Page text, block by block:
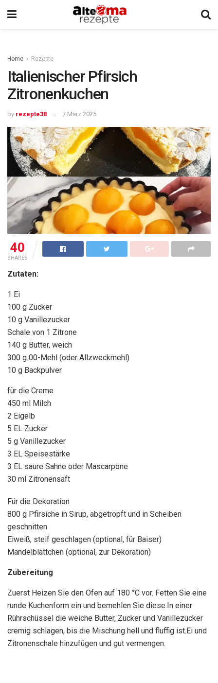
Home Rezepte
Italienischer Pfirsich
Zitronenkuchen
by rezepte38 7 März 2025
40
SHARES
Zutaten:
1 Ei
100 g Zucker
10 g Vanillezucker
Schale von 1 Zitrone
140 g Butter, weich
300 g 00-Mehl (oder Allzweckmehl)
10 g Backpulver
für die Creme
450 ml Milch
2 Eigelb
5 EL Zucker
5 g Vanillezucker
3 EL Speisestärke
3 EL saure Sahne oder Mascarpone
30 ml Zitronensaft
Für die Dekoration
800 g Pfirsiche in Sirup, abgetropft und in Scheiben
geschnitten
Eiweiß, steif geschlagen (optional, für Baiser)
Mandelblättchen (optional, zur Dekoration)
Zubereitung
Zuerst Heizen Sie den Ofen auf 180 °C vor. Fetten Sie eine
runde Kuchenform ein und bemehlen Sie diese.In einer
Rührschüssel die weiche Butter, Zucker und Vanillezucker
cremig schlagen, bis die Mischung hell und fluffig ist.Ei und
Zitronenschale hinzufügen und gut vermengen.